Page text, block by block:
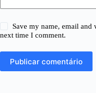
Save my name, email
next time I comment.
Publicar comentário